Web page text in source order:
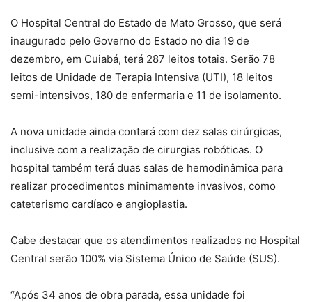
O Hospital Central do Estado de Mato Grosso, que será
inaugurado pelo Governo do Estado no dia 19 de
dezembro, em Cuiabá, terá 287 leitos totais. Serão 78
leitos de Unidade de Terapia Intensiva (UTI), 18 leitos
semi-intensivos, 180 de enfermaria e 11 de isolamento.
A nova unidade ainda contará com dez salas cirúrgicas,
inclusive com a realização de cirurgias robóticas. O
hospital também terá duas salas de hemodinâmica para
realizar procedimentos minimamente invasivos, como
cateterismo cardíaco e angioplastia.
Cabe destacar que os atendimentos realizados no Hospital
Central serão 100% via Sistema Único de Saúde (SUS).
“Após 34 anos de obra parada, essa unidade foi